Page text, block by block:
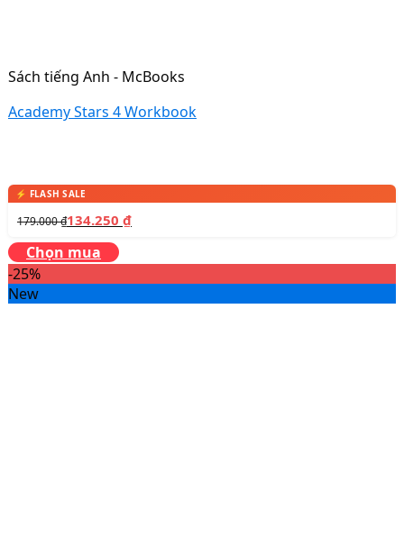
Sách tiếng Anh - McBooks
Academy Stars 4 Workbook
179.000₫134.250 ₫
Chọn mua
-25%
New